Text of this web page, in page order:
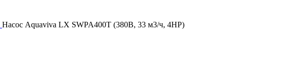
Насос Aquaviva LX SWPA400T (380В, 33 м3/ч, 4HP)